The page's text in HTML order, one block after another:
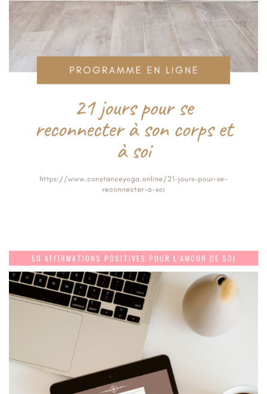
50 AFFIRMATIONS POSITIVES POUR L’AMOUR DE SOI